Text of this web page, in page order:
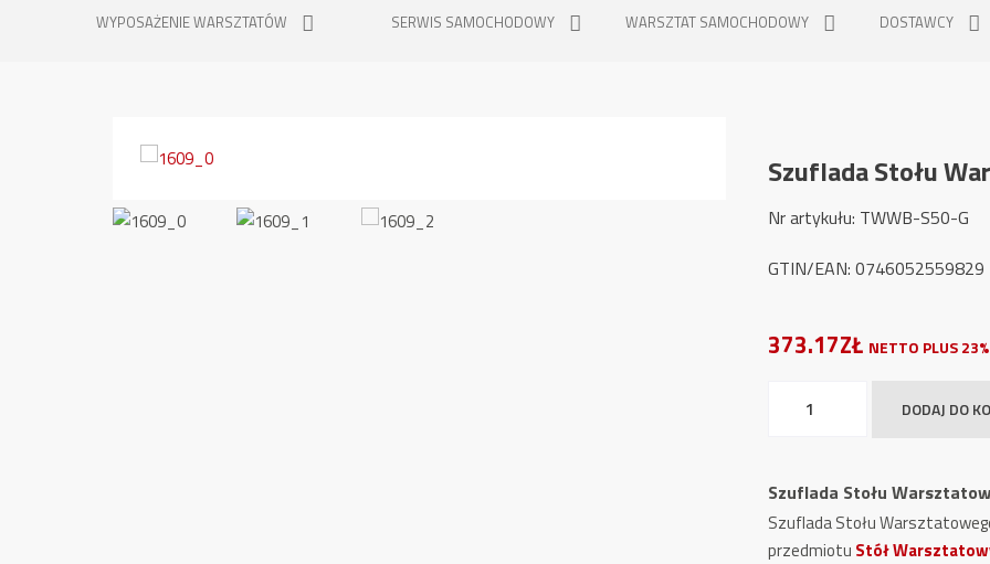
WYPOSAŻENIE WARSZTATÓW SERWIS SAMOCHODOWY WARSZTAT SAMOCHODOWY DOSTAWCY
Szuflada Stołu
Nr artykułu: TWWB-S50-G
GTIN/EAN: 0746052559829
373.17ZŁ NETTO PLUS
Szuflada
TWWB-
S50
DODAJ DO
Szuflada Stołu
Szuflada Stołu
przedmiotu Stół